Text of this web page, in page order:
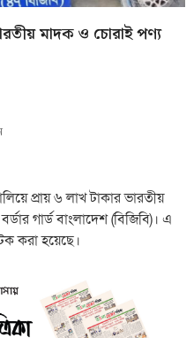
মাদক ও চোরাই পণ্য
প্রায় ৬ লাখ টাকার ভারতীয়
গার্ড বাংলাদেশ (বিজিবি)। এ
করা হয়েছে।